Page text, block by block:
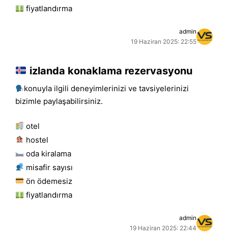
fiyatlandırma
admin
19 Haziran 2025: 22:55
izlanda konaklama rezervasyonu
konuyla ilgili deneyimlerinizi ve tavsiyelerinizi
bizimle paylaşabilirsiniz.
otel
hostel
oda kiralama
misafir sayısı
ön ödemesiz
fiyatlandırma
admin
19 Haziran 2025: 22:44